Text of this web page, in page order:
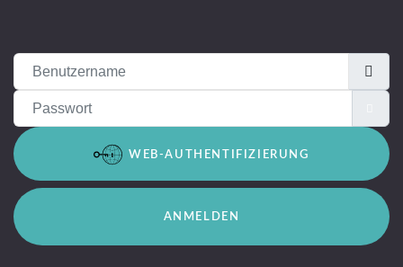
Benutzername
Passwort
WEB-AUTHENTIFIZIERUNG
ANMELDEN